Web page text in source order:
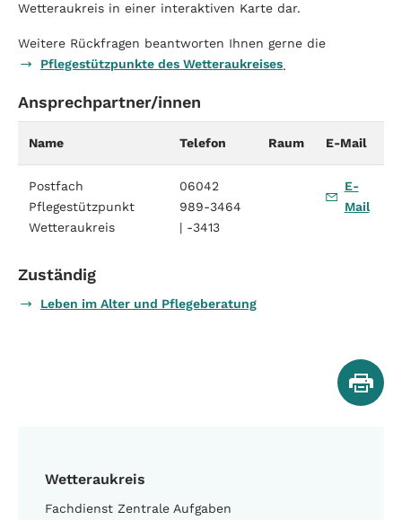
Wetteraukreis
Fachdienst Zentrale Aufgaben
Wetteraukreis in einer interaktiven Karte dar.
Weitere Rückfragen beantworten Ihnen gerne die
Pflegestützpunkte des Wetteraukreises.
Ansprechpartner/innen
Name Telefon Raum E-Mail
Postfach
Pflegestützpunkt
Wetteraukreis
06042
989-3464
| -3413
E-
Mail
Zuständig
Leben im Alter und Pflegeberatung